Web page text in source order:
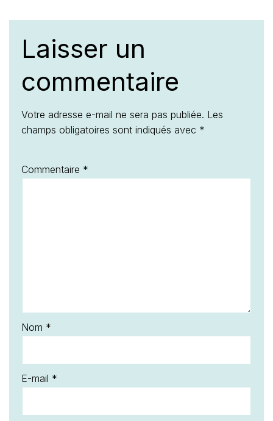
Laisser un
commentaire
Votre adresse e-mail ne sera pas publiée. Les
champs obligatoires sont indiqués avec *
Commentaire *
Nom *
E-mail *